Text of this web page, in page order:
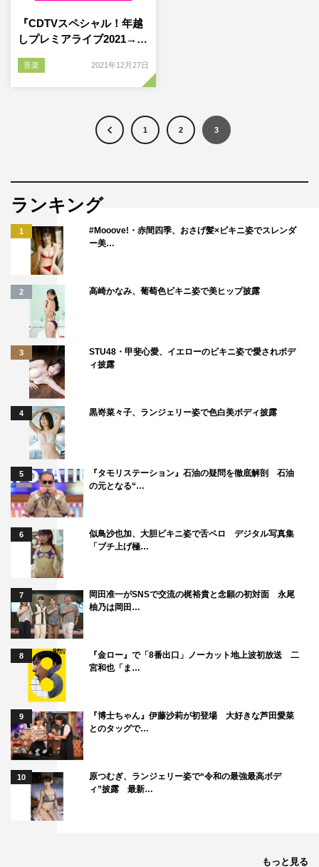
『CDTVスペシャル！年越
しプレミアライブ2021→…
音楽 2021年12月27日
1 2 3
ランキング
1
#Mooove!・赤間四季、おさげ髪×ビキニ姿でスレンダ
ー美…
2 高崎かなみ、葡萄色ビキニ姿で美ヒップ披露
3
STU48・甲斐心愛、イエローのビキニ姿で愛されボデ
ィ披露
4 黒嵜菜々子、ランジェリー姿で色白美ボディ披露
5
『タモリステーション』石油の疑問を徹底解剖 石油
の元となる“…
6
似鳥沙也加、大胆ビキニ姿で舌ペロ デジタル写真集
「ブチ上げ極…
7
岡田准一がSNSで交流の梶裕貴と念願の初対面 永尾
柚乃は岡田…
8
『金ロー』で「8番出口」ノーカット地上波初放送 二
宮和也「ま…
9
『博士ちゃん』伊藤沙莉が初登場 大好きな芦田愛菜
とのタッグで…
10
原つむぎ、ランジェリー姿で“令和の最強最高ボデ
ィ”披露 最新…
もっと見る